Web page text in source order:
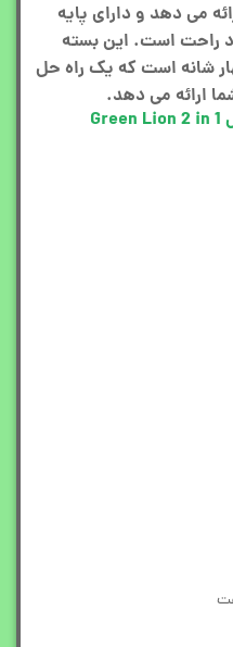
ارائه می دهد و دارای پایه
راحت است. این بسته
شانه است که یک راه حل
ارائه می دهد.
مشخصات ماشین اصلاح گرین مدل Green Lion 2 in 1